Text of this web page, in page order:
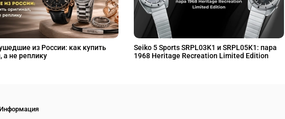
из России: как купить
а не реплику
Seiko 5 Sports SRPL03K1 и SRPL05K1: пара
1968 Heritage Recreation Limited Edition
Информация